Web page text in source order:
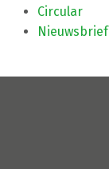
Circular
Nieuwsbrief